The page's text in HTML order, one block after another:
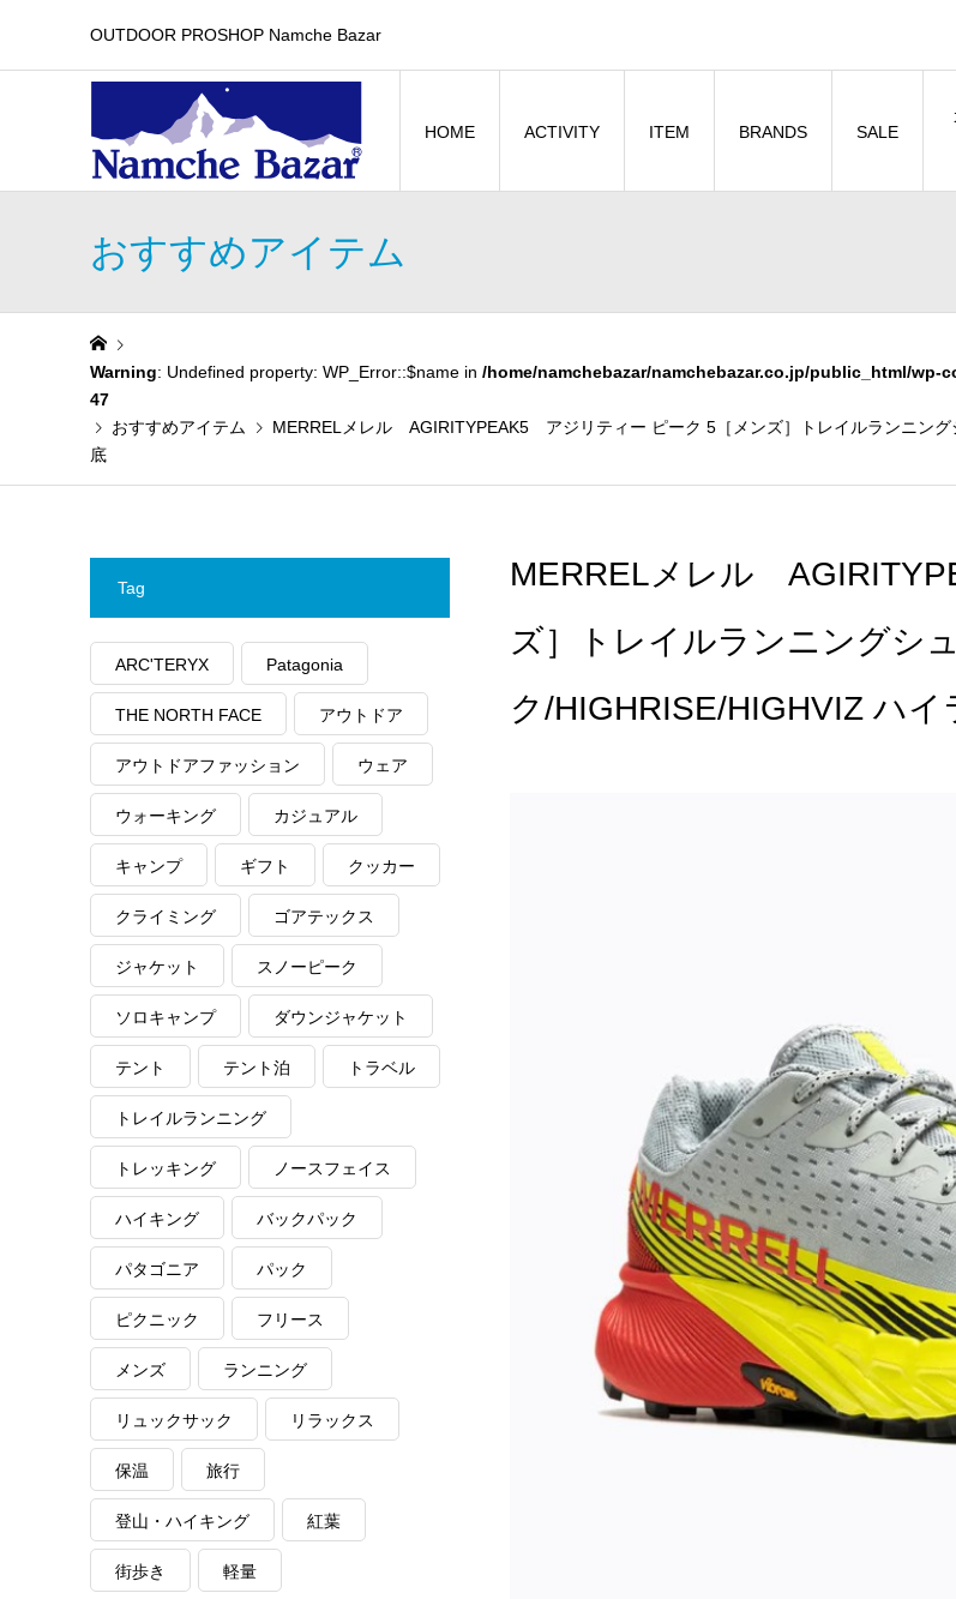
OUTDOOR PROSHOP Namche Bazar
HOME ACTIVITY ITEM BRANDS SALE
おすすめアイテム
Warning: Undefined property: WP_Error::$name in /home/namchebazar/namchebazar.co.jp/public_html/
47
おすすめアイテム
MERRELメレル AGIRITYPEAK5 アジリティー ピーク 5［メンズ］トレイルランニン
底
MERRELメレル
ズ］トレイルランニングシ
ク/HIGHRISE/HIGHVIZ ハ
Tag
ARC'TERYX Patagonia
THE NORTH FACE アウトドア
アウトドアファッション ウェア
ウォーキング カジュアル
キャンプ ギフト クッカー
クライミング ゴアテックス
ジャケット スノーピーク
ソロキャンプ ダウンジャケット
テント テント泊 トラベル
トレイルランニング
トレッキング ノースフェイス
ハイキング バックパック
パタゴニア パック
ピクニック フリース
メンズ ランニング
リュックサック リラックス
保温 旅行
登山・ハイキング 紅葉
街歩き 軽量